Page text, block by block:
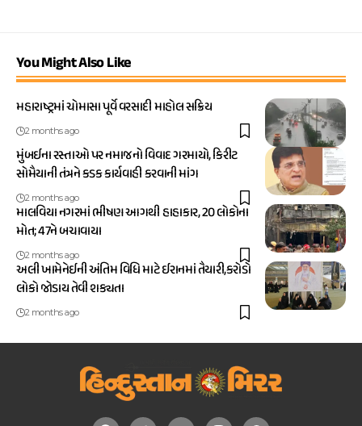
You Might Also Like
મહારાષ્ટ્રમાં ચોમાસા પૂર્વે વરસાદી માહોલ સક્રિય
2 months ago
મુંબઈના રસ્તાઓ પર નમાજનો વિવાદ ગરમાયો, કિરીટ
સોમૈયાની તંત્રને કડક કાર્યવાહી કરવાની માંગ
2 months ago
માલવિયા નગરમાં ભીષણ આગથી હાહાકાર, 20 લોકોના
મોત; 47ને બચાવાયા
2 months ago
અલી ખામેનેઈની અંતિમ વિધિ માટે ઈરાનમાં તૈયારી,કરોડો
લોકો જોડાય તેવી શક્યતા
2 months ago